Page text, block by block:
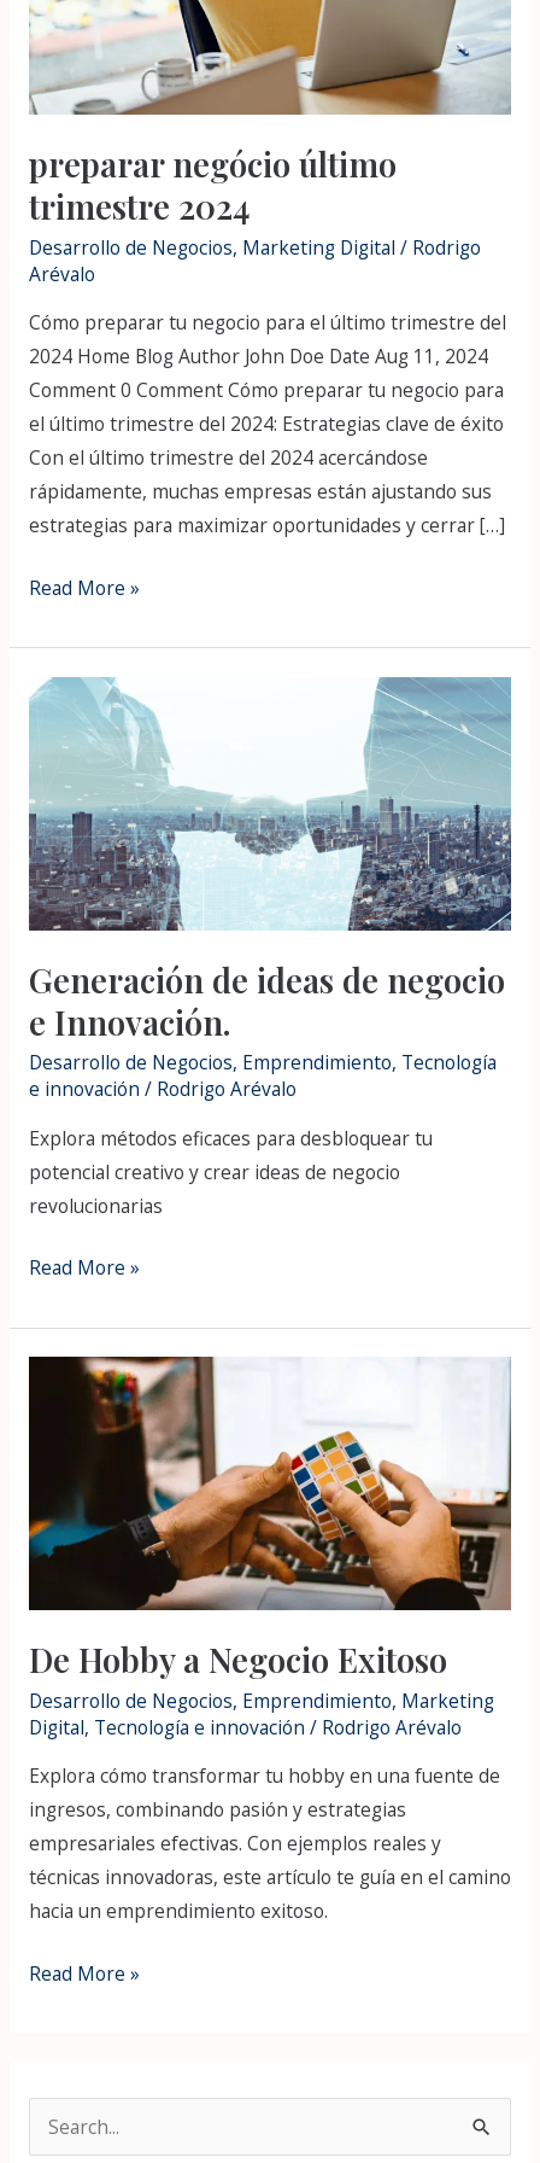
preparar negócio último
trimestre 2024
Desarrollo de Negocios, Marketing Digital / Rodrigo
Arévalo
Cómo preparar tu negocio para el último trimestre del
2024 Home Blog Author John Doe Date Aug 11, 2024
Comment 0 Comment Cómo preparar tu negocio para
el último trimestre del 2024: Estrategias clave de éxito
Con el último trimestre del 2024 acercándose
rápidamente, muchas empresas están ajustando sus
estrategias para maximizar oportunidades y cerrar […]
Read More »
Generación de ideas de negocio
e Innovación.
Desarrollo de Negocios, Emprendimiento, Tecnología
e innovación / Rodrigo Arévalo
Explora métodos eficaces para desbloquear tu
potencial creativo y crear ideas de negocio
revolucionarias
Generación
ideas
de
negocio
e
Innovación.
Read More »
De Hobby a Negocio Exitoso
Desarrollo de Negocios, Emprendimiento, Marketing
Digital, Tecnología e innovación / Rodrigo Arévalo
Explora cómo transformar tu hobby en una fuente de
ingresos, combinando pasión y estrategias
empresariales efectivas. Con ejemplos reales y
técnicas innovadoras, este artículo te guía en el camino
hacia un emprendimiento exitoso.
Exitoso
Read More »